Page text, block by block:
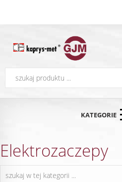
KATEGORIE
Elektrozaczepy